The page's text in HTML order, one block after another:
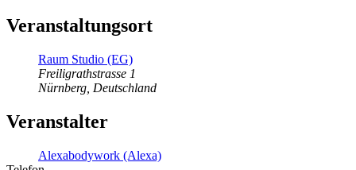
Veranstaltungsort
Raum Studio (EG)
Freiligrathstrasse 1
Nürnberg Deutschland
Veranstalter
Alexabodywork (Alexa)